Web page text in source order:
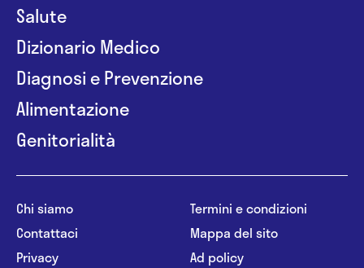
Salute
Dizionario Medico
Diagnosi e Prevenzione
Alimentazione
Genitorialità
Chi siamo
Contattaci
Privacy
Termini e condizioni
Mappa del sito
Ad policy